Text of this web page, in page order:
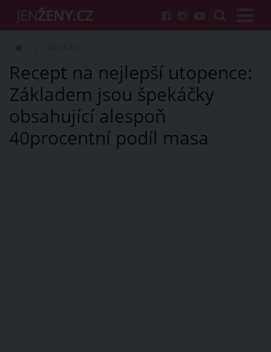
Recept na nejlepší utopence:
Základem jsou špekáčky
obsahující alespoň
40procentní podíl masa